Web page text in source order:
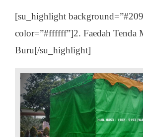
[su_highlight
color=”#ffffff”]2. Faedah Tenda
Buru[/su_highlight]